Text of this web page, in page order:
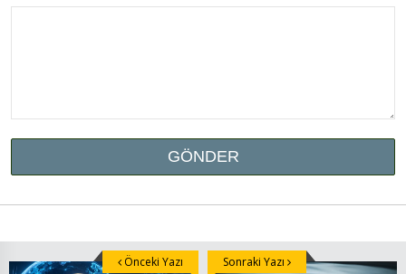
Önceki Yazı Sonraki Yazı